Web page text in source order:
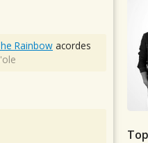
Rainbow acordes